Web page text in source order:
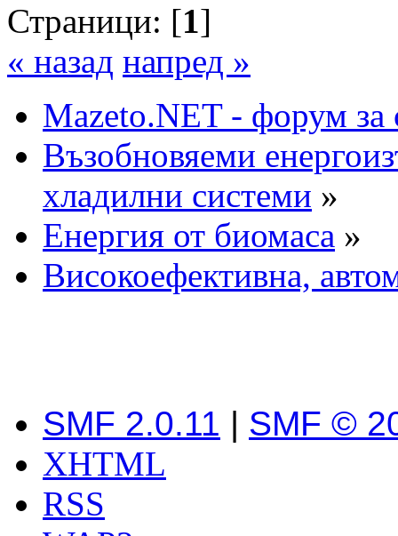
Страници: [1]
« назад напред »
Mazeto.NET - форум за
Възобновяеми
хладилни системи »
Енергия от биомаса »
Високоефективна,
SMF 2.0.11 | SMF ©
XHTML
RSS